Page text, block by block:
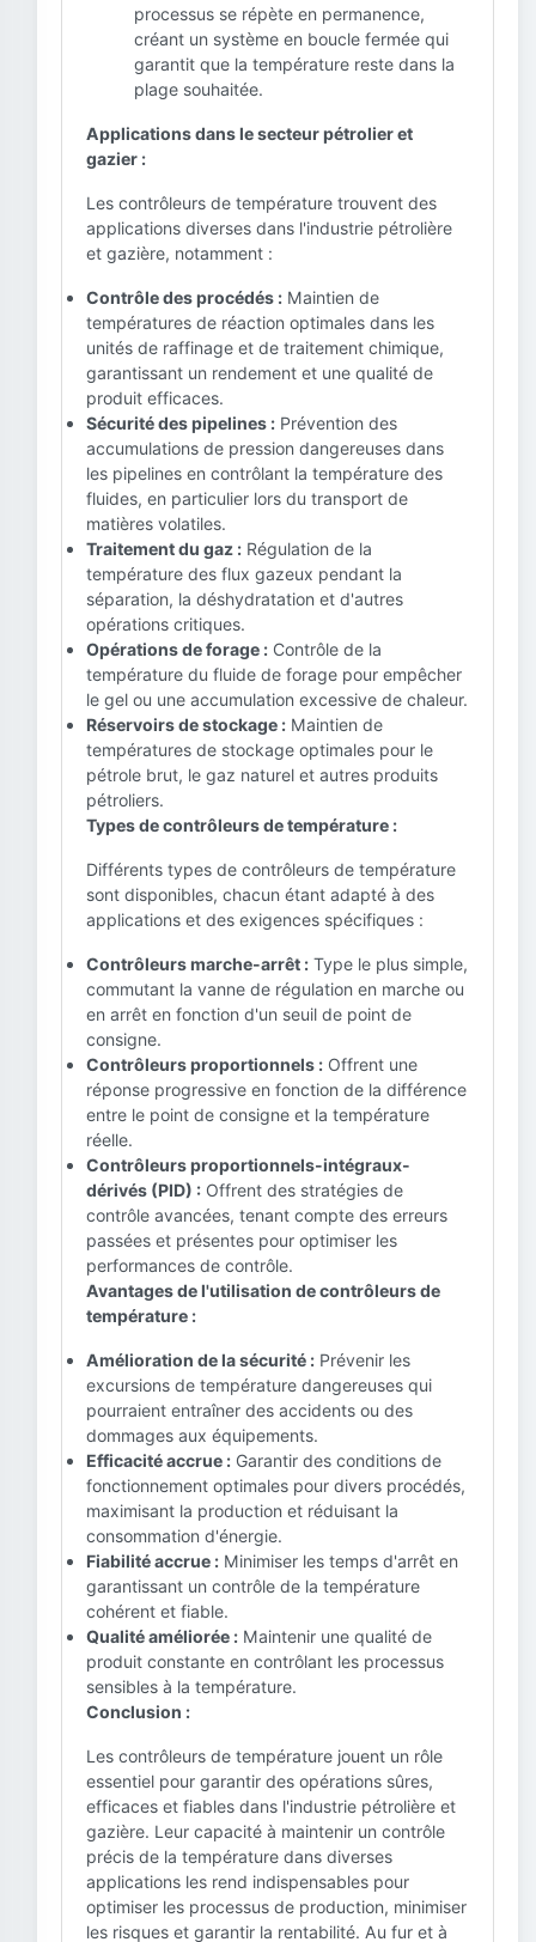
processus se répète en permanence,
créant un système en boucle fermée qui
garantit que la température reste dans la
plage souhaitée.
Applications dans le secteur pétrolier et
gazier :
Les contrôleurs de température trouvent des
applications diverses dans l'industrie pétrolière
et gazière, notamment :
Contrôle des procédés : Maintien de
températures de réaction optimales dans les
unités de raffinage et de traitement chimique,
garantissant un rendement et une qualité de
produit efficaces.
Sécurité des pipelines : Prévention des
accumulations de pression dangereuses dans
les pipelines en contrôlant la température des
fluides, en particulier lors du transport de
matières volatiles.
Traitement du gaz : Régulation de la
température des flux gazeux pendant la
séparation, la déshydratation et d'autres
opérations critiques.
Opérations de forage : Contrôle de la
température du fluide de forage pour empêcher
le gel ou une accumulation excessive de chaleur.
Réservoirs de stockage : Maintien de
températures de stockage optimales pour le
pétrole brut, le gaz naturel et autres produits
pétroliers.
Types de contrôleurs de température :
Différents types de contrôleurs de température
sont disponibles, chacun étant adapté à des
applications et des exigences spécifiques :
Contrôleurs marche-arrêt : Type le plus simple,
commutant la vanne de régulation en marche ou
en arrêt en fonction d'un seuil de point de
consigne.
Contrôleurs proportionnels : Offrent une
réponse progressive en fonction de la différence
entre le point de consigne et la température
réelle.
Contrôleurs proportionnels-intégraux-
dérivés (PID) : Offrent des stratégies de
contrôle avancées, tenant compte des erreurs
passées et présentes pour optimiser les
performances de contrôle.
Avantages de l'utilisation de contrôleurs de
température :
Amélioration de la sécurité : Prévenir les
excursions de température dangereuses qui
pourraient entraîner des accidents ou des
dommages aux équipements.
Efficacité accrue : Garantir des conditions de
fonctionnement optimales pour divers procédés,
maximisant la production et réduisant la
consommation d'énergie.
Fiabilité accrue : Minimiser les temps d'arrêt en
garantissant un contrôle de la température
cohérent et fiable.
Qualité améliorée : Maintenir une qualité de
produit constante en contrôlant les processus
sensibles à la température.
Conclusion :
Les contrôleurs de température jouent un rôle
essentiel pour garantir des opérations sûres,
efficaces et fiables dans l'industrie pétrolière et
gazière. Leur capacité à maintenir un contrôle
précis de la température dans diverses
applications les rend indispensables pour
optimiser les processus de production, minimiser
les risques et garantir la rentabilité. Au fur et à